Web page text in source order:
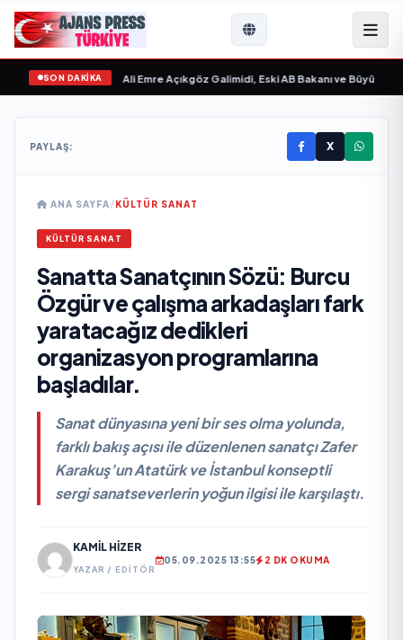
SON DAKİKA
“ yayımlandı• Ali Emre Açıkgöz Galimidi, Eski AB Bakanı ve Büyükelçi
PAYLAŞ: X
ANA SAYFA/KÜLTÜR SANAT
KÜLTÜR SANAT
Sanatta Sanatçının Sözü: Burcu
Özgür ve çalışma arkadaşları fark
yaratacağız dedikleri
organizasyon programlarına
başladılar.
Sanat dünyasına yeni bir ses olma yolunda,
farklı bakış açısı ile düzenlenen sanatçı Zafer
Karakuş’un Atatürk ve İstanbul konseptli
sergi sanatseverlerin yoğun ilgisi ile karşılaştı.
KAMIL HIZER
YAZAR / EDITÖR
05.09.2025 13:55 2 DK OKUMA